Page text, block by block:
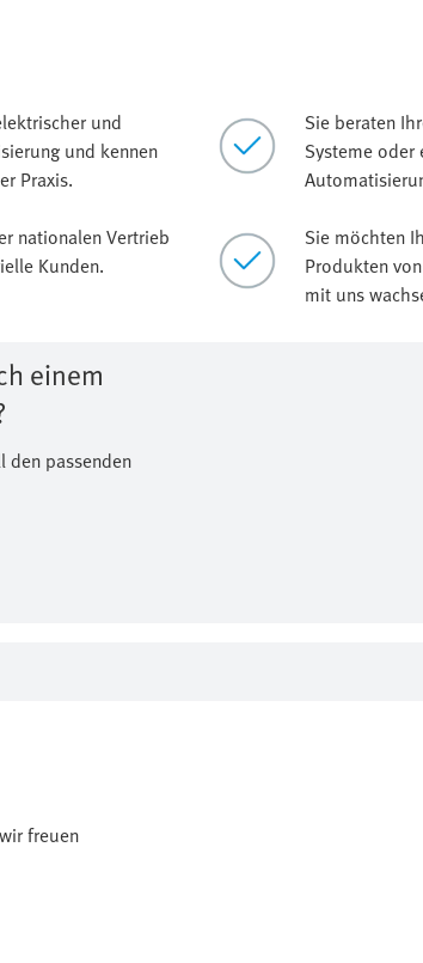
und
und kennen
Praxis.
Sie beraten
Systeme
nationalen Vertrieb
Kunden.
Sie möchten
Produkten
mit uns
einem
den passenden
freuen